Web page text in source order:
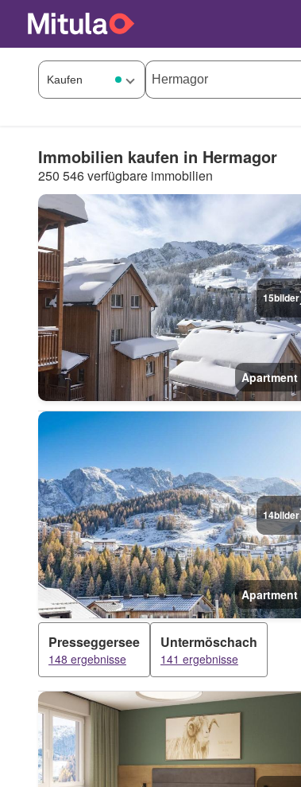
Immobilien kaufen in Hermagor
250 546 verfügbare immobilien
15bilder
Apartment
14bilder
Apartment
Presseggersee
148 ergebnisse
Untermöschach
141 ergebnisse